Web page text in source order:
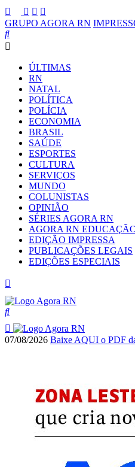
GRUPO AGORA RN
ÚLTIMAS
RN
NATAL
POLÍTICA
POLÍCIA
ECONOMIA
BRASIL
SAÚDE
ESPORTES
CULTURA
SERVIÇOS
MUNDO
COLUNISTAS
OPINIÃO
SÉRIES AGORA RN
AGORA RN
EDIÇÃO IMPRESSA
PUBLICAÇÕES LEGAIS
EDIÇÕES ESPECIAIS
07/08/2026 Baixe AQUI o PDF